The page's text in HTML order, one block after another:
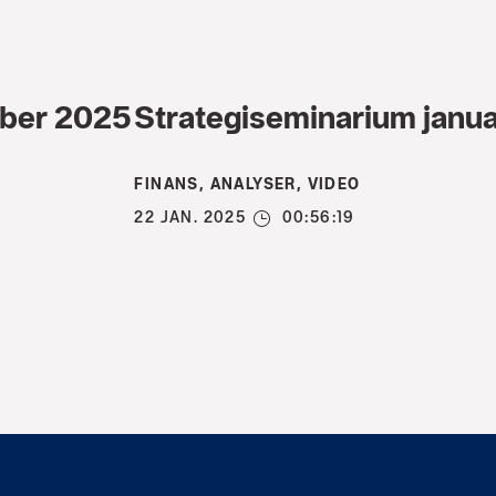
2025Strategiseminarium
FINANS, ANALYSER, VIDEO
22 JAN. 2025
00:56:19